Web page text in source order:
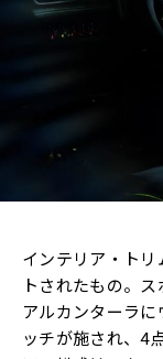
インテリア・ト
トされたもの。
アルカンターラ
ッチが施され、4